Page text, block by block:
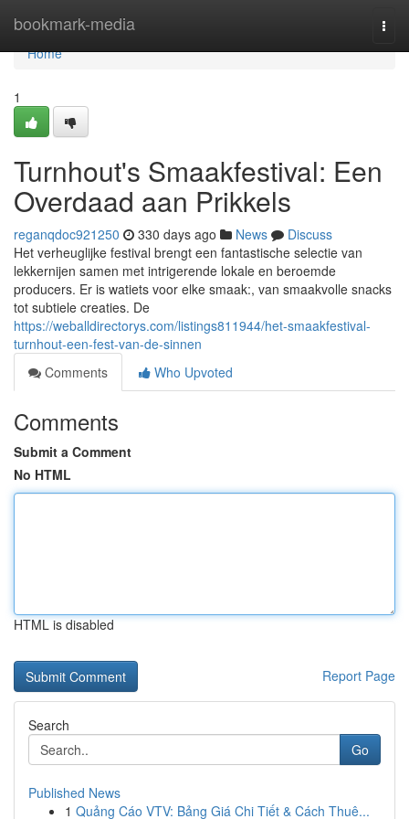
bookmark-media
Home
Home
1
Turnhout's Smaakfestival: Een
Overdaad aan Prikkels
reganqdoc921250 330 days ago News
Discuss
Het verheuglijke festival brengt een fantastische selectie van
lekkernijen samen met intrigerende lokale en beroemde
producers. Er is watiets voor elke smaak:, van smaakvolle snacks
tot subtiele creaties. De
https://weballdirectorys.com/listings811944/het-smaakfestival-
turnhout-een-fest-van-de-sinnen
Comments
Who Upvoted
Comments
Submit a Comment
No HTML
HTML is disabled
Report Page
Search
Go
Published News
1 Quảng Cáo VTV: Bảng Giá Chi Tiết & Cách Thuê...